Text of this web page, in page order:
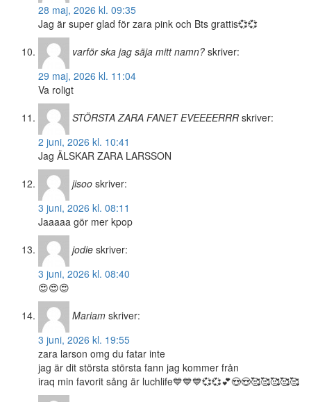
28 maj, 2026 kl. 09:35
Jag är super glad för zara pink och Bts grattis💞💞
varför ska jag säja mitt namn? skriver:
29 maj, 2026 kl. 11:04
Va roligt
STÖRSTA ZARA FANET EVEEEERRR skriver:
2 juni, 2026 kl. 10:41
Jag ÄLSKAR ZARA LARSSON
jisoo skriver:
3 juni, 2026 kl. 08:11
Jaaaaa gör mer kpop
jodie skriver:
3 juni, 2026 kl. 08:40
😍😍😍
Mariam skriver:
3 juni, 2026 kl. 19:55
zara larson omg du fatar inte
jag är dit största största fann jag kommer från
iraq min favorit sång är luchlife💙💙💙💞💞💕😍😍🥰🥰🥰🥰🥰